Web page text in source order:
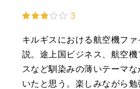
3
キルギスにおける航空機フ
説。途上国ビジネス、航空
スなど馴染みの薄いテーマ
いたと思う。楽しみながら